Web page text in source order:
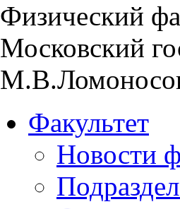
Физический
Московский
Факультет
Новости